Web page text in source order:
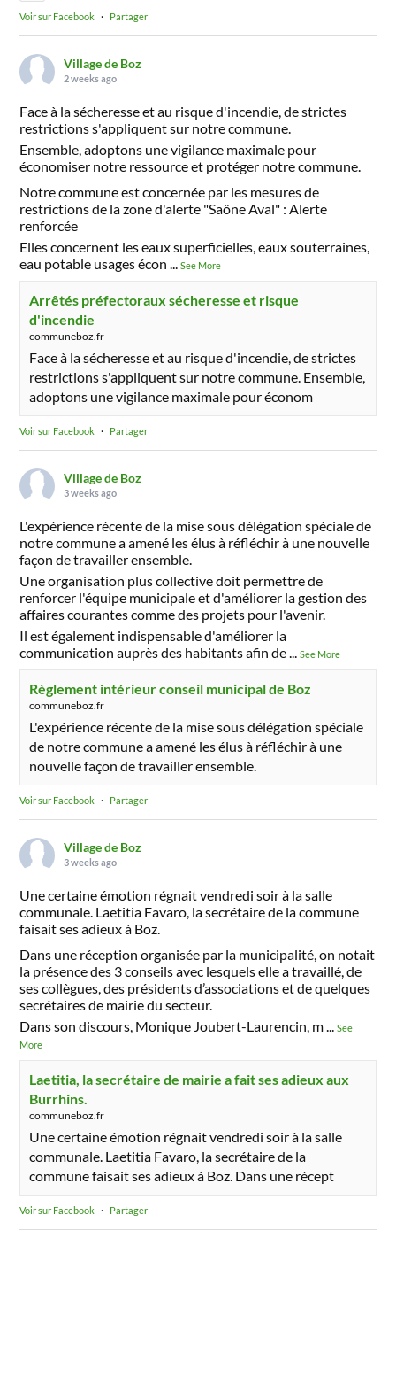
Voir sur Facebook · Partager
Village de Boz
2 weeks ago
Face à la sécheresse et au risque d'incendie, de strictes
restrictions s'appliquent sur notre commune.
Ensemble, adoptons une vigilance maximale pour
économiser notre ressource et protéger notre commune.
Notre commune est concernée par les mesures de
restrictions de la zone d'alerte "Saône Aval" : Alerte
renforcée
Elles concernent les eaux superficielles, eaux souterraines,
eau potable usages écon
...See More
Arrêtés préfectoraux sécheresse et risque
d'incendie
communeboz.fr
Face à la sécheresse et au risque d'incendie, de strictes
restrictions s'appliquent sur notre commune. Ensemble,
adoptons une vigilance maximale pour économ
Voir sur Facebook · Partager
Village de Boz
3 weeks ago
L'expérience récente de la mise sous délégation spéciale de
notre commune a amené les élus à réfléchir à une nouvelle
façon de travailler ensemble.
Une organisation plus collective doit permettre de
renforcer l'équipe municipale et d'améliorer la gestion des
affaires courantes comme des projets pour l'avenir.
Il est également indispensable d'améliorer la
communication auprès des habitants afin de
...See More
Règlement intérieur conseil municipal de Boz
communeboz.fr
L'expérience récente de la mise sous délégation spéciale
de notre commune a amené les élus à réfléchir à une
nouvelle façon de travailler ensemble.
Voir sur Facebook · Partager
Village de Boz
3 weeks ago
Une certaine émotion régnait vendredi soir à la salle
communale. Laetitia Favaro, la secrétaire de la commune
faisait ses adieux à Boz.
Dans une réception organisée par la municipalité, on notait
la présence des 3 conseils avec lesquels elle a travaillé, de
ses collègues, des présidents d’associations et de quelques
secrétaires de mairie du secteur.
Dans son discours, Monique Joubert-Laurencin, m
...See
More
Laetitia, la secrétaire de mairie a fait ses adieux aux
Burrhins.
communeboz.fr
Une certaine émotion régnait vendredi soir à la salle
communale. Laetitia Favaro, la secrétaire de la
commune faisait ses adieux à Boz. Dans une récept
Voir sur Facebook · Partager